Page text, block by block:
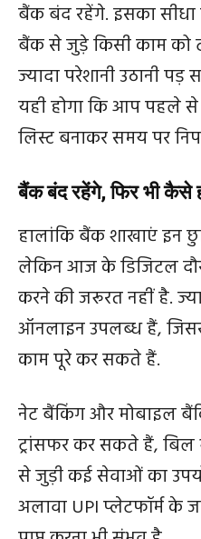
बैंक बंद रहेंगे. इसका
बैंक से जुड़े किसी काम को
ज्यादा परेशानी उठानी
यही होगा कि आप पहले
लिस्ट बनाकर समय पर
बैंक बंद रहेंगे, फिर भी कैसे
हालांकि बैंक शाखाएं इन
लेकिन आज के डिजिटल
करने की जरूरत नहीं है.
ऑनलाइन उपलब्ध हैं,
काम पूरे कर सकते हैं.
नेट बैंकिंग और मोबाइल
ट्रांसफर कर सकते हैं,
से जुड़ी कई सेवाओं का
अलावा UPI प्लेटफॉर्म के